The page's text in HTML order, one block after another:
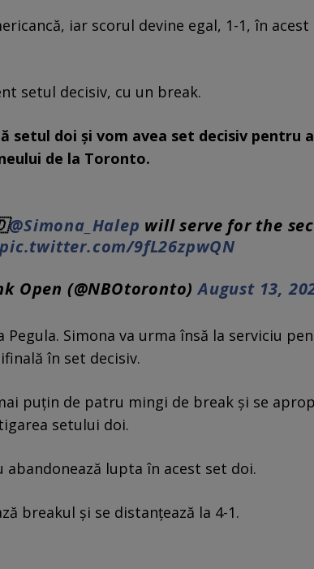
iar scorul devine egal, 1-1, în
setul decisiv, cu un break.
setul doi și vom avea set decisiv pentru
de la Toronto.
@Simona_Halep will serve for the
pic.twitter.com/9fL26zpwQN
Open (@NBOtoronto)August 13,
Pegula. Simona va urma însă la serviciu
în set decisiv.
puțin de patru mingi de break și se
setului doi.
abandonează lupta în acest set doi.
breakul și se distanțează la 4-1.